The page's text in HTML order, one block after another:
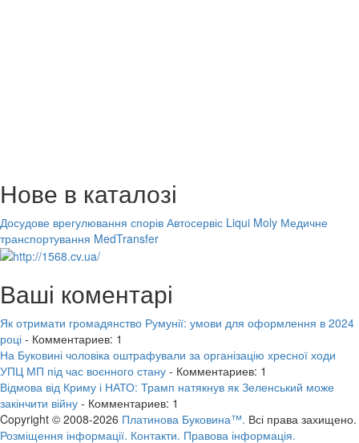
Нове в каталозі
Досудове врегулювання спорів Автосервіс Liqui Moly Медичне
транспортування MedTransfer
Ваші коментарі
Як отримати громадянство Румунії: умови для оформлення в 2024
році - Комментариев: 1
На Буковині чоловіка оштрафували за організацію хресної ходи
УПЦ МП під час воєнного стану - Комментариев: 1
Відмова від Криму і НАТО: Трамп натякнув як Зеленський може
закінчити війну - Комментариев: 1
Copyright © 2008-2026 Платинова Буковина™. Всі права захищено.
Розміщення інформації. Контакти. Правова інформація.